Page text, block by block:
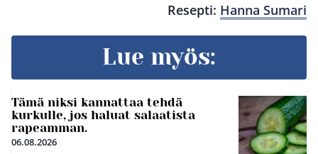
Resepti: Hanna Sumari
Lue myös:
Tämä niksi kannattaa tehdä
kurkulle, jos haluat salaatista
rapeamman.
06.08.2026